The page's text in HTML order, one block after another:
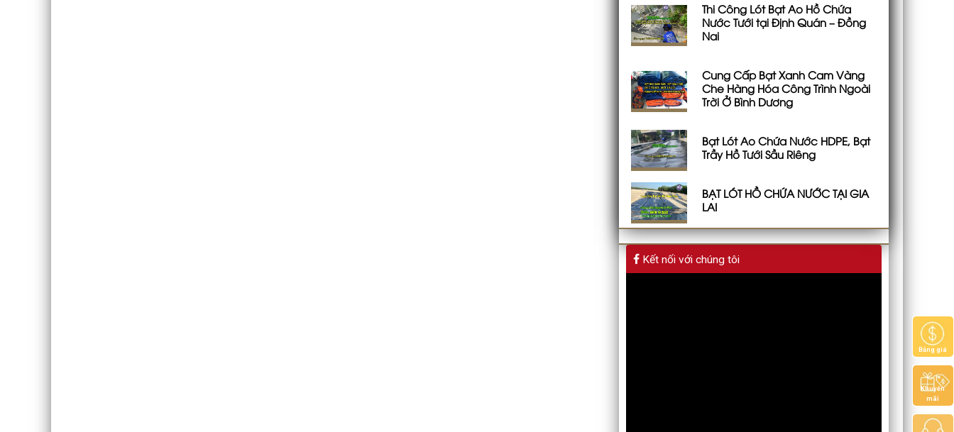
Thi Công Lót Bạt Ao Hồ Chứa
Nước Tưới tại Định Quán – Đồng
Nai
Cung Cấp Bạt Xanh Cam Vàng
Che Hàng Hóa Công Trình Ngoài
Trời Ở Bình Dương
Bạt Lót Ao Chứa Nước HDPE, Bạt
Trầy Hồ Tưới Sầu Riêng
BẠT LÓT HỒ CHỨA NƯỚC TẠI GIA
LAI
Kết nối với chúng tôi
Bảng giá
Khuyến
mãi